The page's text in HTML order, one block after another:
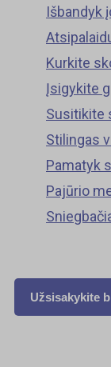
Išbandyk
Kurkite
Įsigykite
Susitikite
Stilingas
Pamatyk
Pajūrio
Užsisakykite